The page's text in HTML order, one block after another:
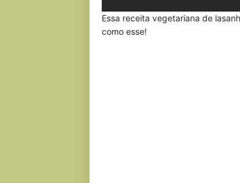
Essa receita vegetariana de
como esse!